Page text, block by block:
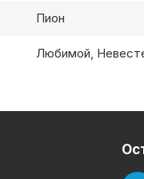
Пион
Любимой,